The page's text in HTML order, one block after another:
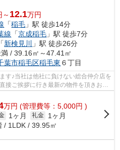
～ 12.1万円
「稲毛 」駅 徒歩14分
線 「京成稲毛 」駅 徒歩7分
「新検見川
」駅 徒歩26分
/ 39.16㎡～47.41㎡
葉市稲毛区稲毛東 ６丁目
す♪当社は他社に負けない総合仲介店を
接ご挨拶に行き最新の物件を頂きお客
万円 (管理費等：5,000円 )
1ヶ月 礼金
1ヶ月
/ 1LDK / 39.95㎡